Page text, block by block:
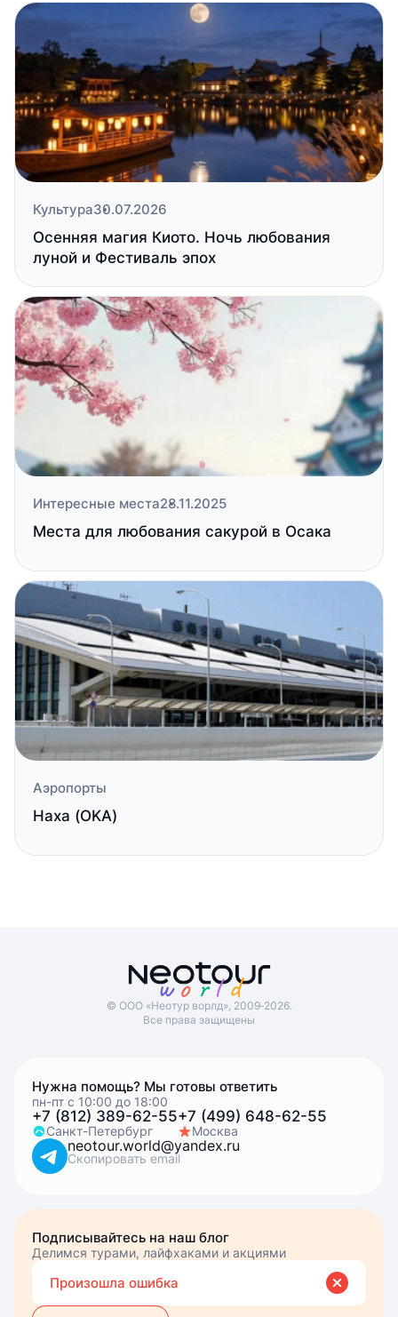
Культура30.07.2026
Осенняя магия Киото. Ночь любования
луной и Фестиваль эпох
Интересные места28.11.2025
Места для любования сакурой в Осака
Аэропорты
Наха (OKA)
© ООО «Неотур ворлд», 2009‑2026.
Все права защищены
Нужна помощь? Мы готовы ответить
пн-пт с 10:00 до 18:00
+7 (812) 389-62-55
Санкт-Петербург
+7 (499) 648-62-55
Москва
neotour.world@yandex.ru
Скопировать email
Подписывайтесь на наш блог
Делимся турами, лайфхаками и акциями
Вы подписались
Произошла ошибка